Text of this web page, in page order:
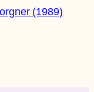
(1989)